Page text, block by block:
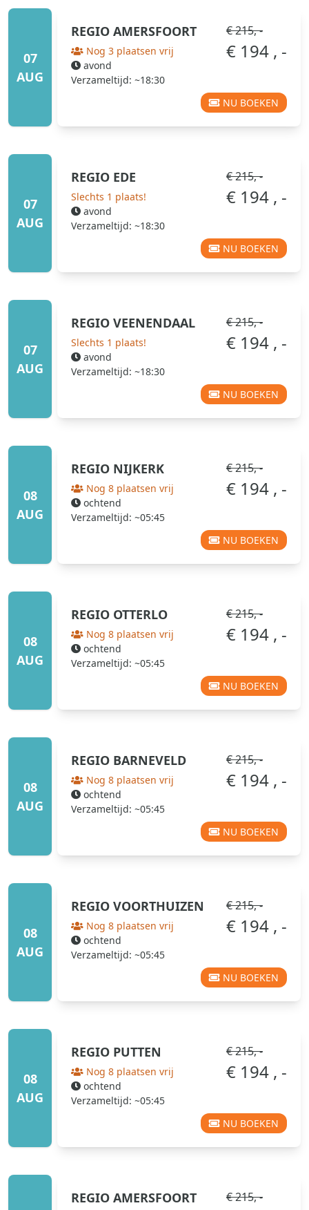
07
AUG
REGIO AMERSFOORT
Nog 3 plaatsen vrij
avond
Verzameltijd: ~18:30
€ 215, -
€ 194 , -
NU BOEKEN
07
AUG
REGIO EDE
Slechts 1 plaats!
avond
Verzameltijd: ~18:30
€ 215, -
€ 194 , -
NU BOEKEN
07
AUG
REGIO VEENENDAAL
Slechts 1 plaats!
avond
Verzameltijd: ~18:30
€ 215, -
€ 194 , -
NU BOEKEN
08
AUG
REGIO NIJKERK
Nog 8 plaatsen vrij
ochtend
Verzameltijd: ~05:45
€ 215, -
€ 194 , -
NU BOEKEN
08
AUG
REGIO OTTERLO
Nog 8 plaatsen vrij
ochtend
Verzameltijd: ~05:45
€ 215, -
€ 194 , -
NU BOEKEN
08
AUG
REGIO BARNEVELD
Nog 8 plaatsen vrij
ochtend
Verzameltijd: ~05:45
€ 215, -
€ 194 , -
NU BOEKEN
08
AUG
REGIO VOORTHUIZEN
Nog 8 plaatsen vrij
ochtend
Verzameltijd: ~05:45
€ 215, -
€ 194 , -
NU BOEKEN
08
AUG
REGIO PUTTEN
Nog 8 plaatsen vrij
ochtend
Verzameltijd: ~05:45
€ 215, -
€ 194 , -
NU BOEKEN
REGIO AMERSFOORT € 215, -